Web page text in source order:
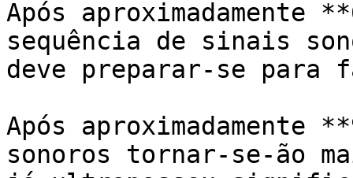
Após aproximadamente
sequência de sinais
deve preparar-se para
Após aproximadamente
sonoros tornar-se-ão